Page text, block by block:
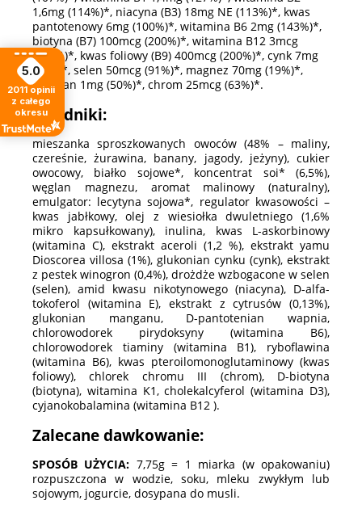
1,6mg (114%)*, niacyna (B3) 18mg NE (113%)*, kwas
pantotenowy 6mg (100%)*, witamina B6 2mg (143%)*,
biotyna (B7) 100mcg (200%)*, witamina B12 3mcg
(120%)*, kwas foliowy (B9) 400mcg (200%)*, cynk 7mg
(70%)*, selen 50mcg (91%)*, magnez 70mg (19%)*,
mangan 1mg (50%)*, chrom 25mcg (63%)*.
Składniki:
mieszanka sproszkowanych owoców (48% – maliny,
czereśnie, żurawina, banany, jagody, jeżyny), cukier
owocowy, białko sojowe*, koncentrat soi* (6,5%),
węglan magnezu, aromat malinowy (naturalny),
emulgator: lecytyna sojowa*, regulator kwasowości –
kwas jabłkowy, olej z wiesiołka dwuletniego (1,6%
mikro kapsułkowany), inulina, kwas L-askorbinowy
(witamina C), ekstrakt aceroli (1,2 %), ekstrakt yamu
Dioscorea villosa (1%), glukonian cynku (cynk), ekstrakt
z pestek winogron (0,4%), drożdże wzbogacone w selen
(selen), amid kwasu nikotynowego (niacyna), D-alfa-
tokoferol (witamina E), ekstrakt z cytrusów (0,13%),
glukonian manganu, D-pantotenian wapnia,
chlorowodorek pirydoksyny (witamina B6),
chlorowodorek tiaminy (witamina B1), ryboflawina
(witamina B6), kwas pteroilomonoglutaminowy (kwas
foliowy), chlorek chromu III (chrom), D-biotyna
(biotyna), witamina K1, cholekalcyferol (witamina D3),
cyjanokobalamina (witamina B12 ).
Zalecane dawkowanie:
SPOSÓB UŻYCIA: 7,75g = 1 miarka (w opakowaniu)
rozpuszczona w wodzie, soku, mleku zwykłym lub
sojowym, jogurcie, dosypana do musli.
5.0
2011 opinii
z całego
okresu